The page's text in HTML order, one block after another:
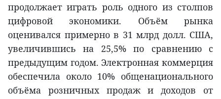
продолжает играть роль одного из столпов
цифровой экономики. Объём рынка
оценивался примерно в 31 млрд долл. США,
увеличившись на 25,5% по сравнению с
предыдущим годом. Электронная коммерция
обеспечила около 10% общенационального
объёма розничных продаж и доходов от